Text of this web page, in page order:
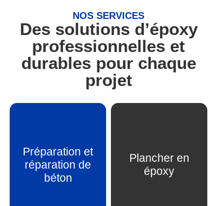
NOS SERVICES
Des solutions d’époxy
professionnelles et
durables pour chaque
projet
Préparation et
réparation de
béton
En savoir plus
Plancher en
époxy
En savoir plus